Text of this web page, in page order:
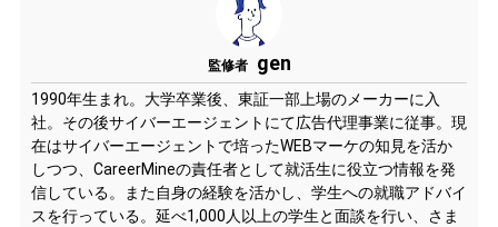
監修者 gen
1990年生まれ。大学卒業後、東証一部上場のメーカーに入
社。その後サイバーエージェントにて広告代理事業に従事。現
在はサイバーエージェントで培ったWEBマーケの知見を活か
しつつ、CareerMineの責任者として就活生に役立つ情報を発
信している。また自身の経験を活かし、学生への就職アドバイ
スを行っている。延べ1,000人以上の学生と面談を行い、さま